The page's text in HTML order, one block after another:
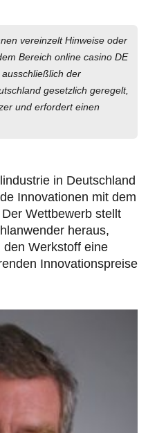
vereinzelt Hinweise oder
Bereich online casino DE
der
gesetzlich geregelt,
und erfordert einen
in Deutschland
Innovationen mit dem
Wettbewerb stellt
heraus,
den Werkstoff eine
Innovationspreise